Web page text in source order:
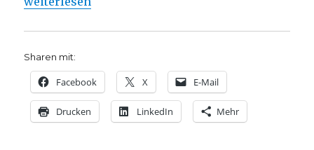
Sharen mit:
Facebook X E-Mail
Drucken LinkedIn Mehr